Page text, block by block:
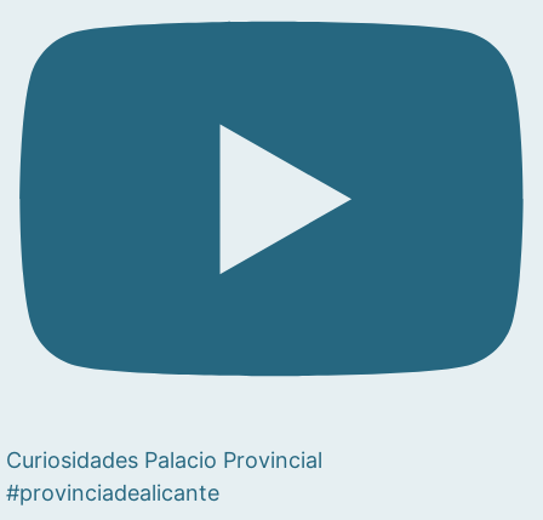
Curiosidades Palacio Provincial
#provinciadealicante